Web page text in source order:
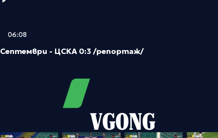
06:08
Септември - ЦСКА 0:3 /репортаж/
VGONG